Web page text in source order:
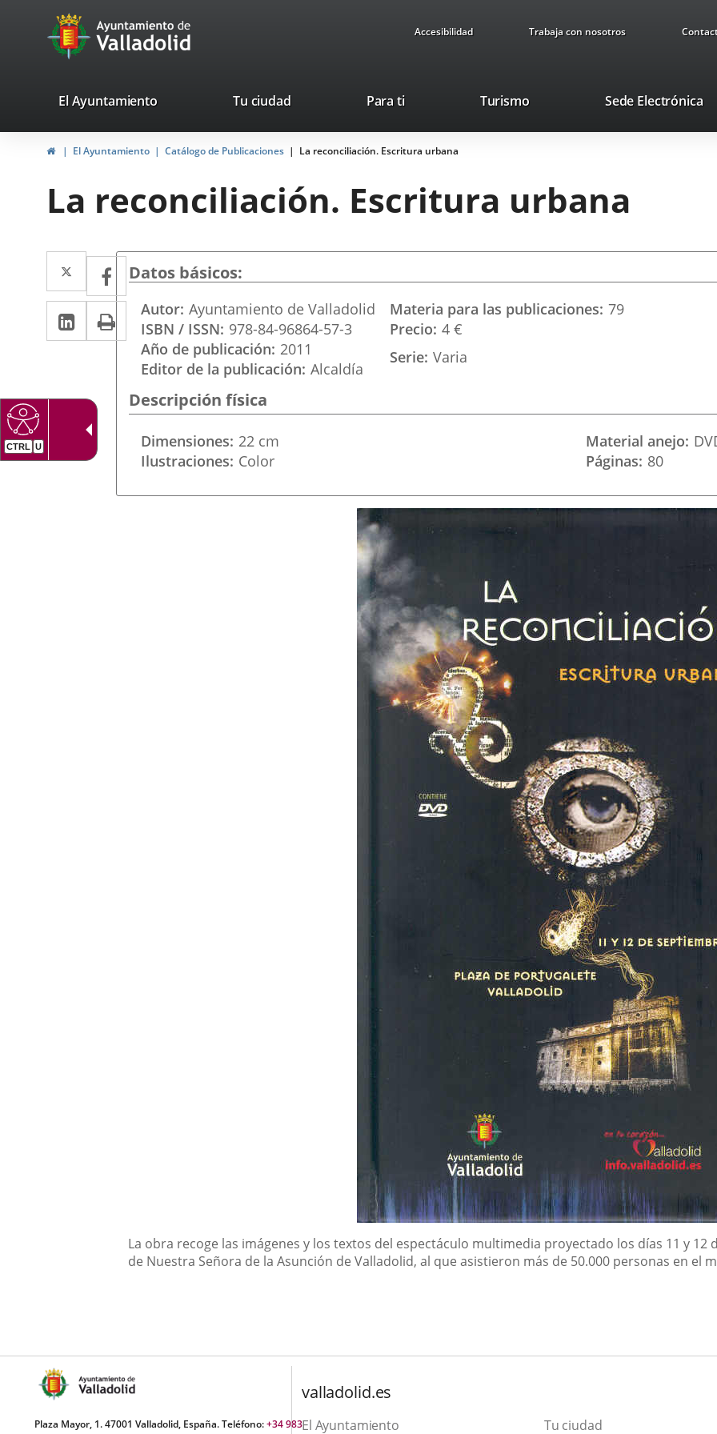
Portal
Web
Ayuntamiento
de
Accesibilidad Trabaja con nosotros
valladolid.es
El Ayuntamiento Tu ciudad Para ti TurismoEste
se
una
ventana
Sede Electrónica
InicioEl Ayuntamiento Catálogo de Publicaciones La reconciliación. Escritura urbana
La reconciliación. Escritura urbana
Twitter
Enlace
a
una
aplicación
externa.
Facebook
Enlace
a
una
aplicación
externa.
LinkedIn
Enlace
a
aplicación
externa.
Imprimir
Datos básicos
Autor Ayuntamiento de Valladolid
ISBN / ISSN 978-84-96864-57-3
Año de publicación 2011
Editor de la publicación Alcaldía
Materia para las publicaciones 79
Precio 4 €
Serie Varia
Descripción física
Dimensiones 22 cm
Ilustraciones Color
Material anejo
Páginas 80
Descripción
La obra recoge las imágenes y los textos del espectáculo multimedia proyectado los días 11 y 12
de Nuestra Señora de la Asunción de Valladolid, al que asistieron más de 50.000 personas en el
Plaza Mayor, 1. 47001 Valladolid, España. Teléfono:+34 983
valladolid.es
El Ayuntamiento Tu ciudad